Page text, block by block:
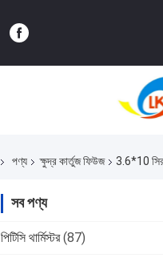
পণ্য ক্ষুদ্র কার্তুজ ফিউজ 3.6*10
সব পণ্য
পিটিসি থার্মিস্টর (87)